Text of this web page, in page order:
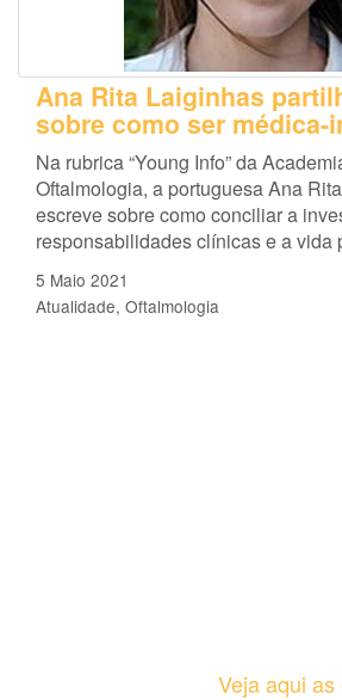
Ana Rita Laiginhas
sobre como ser médica-
Na rubrica “Young Info” da
Oftalmologia, a portuguesa Ana
escreve sobre como conciliar a
responsabilidades clínicas e a vida
5 Maio 2021
Atualidade Oftalmologia
Veja aqui